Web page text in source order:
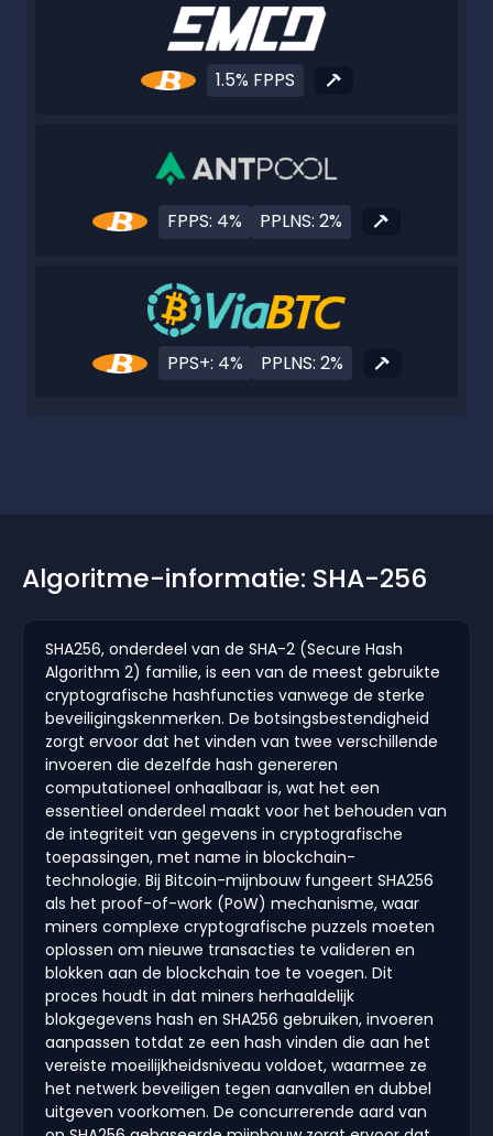
1.5% FPPS
FPPS: 4% PPLNS: 2%
PPS+: 4% PPLNS: 2%
Algoritme-informatie: SHA-256
SHA256, onderdeel van de SHA-2 (Secure Hash
Algorithm 2) familie, is een van de meest gebruikte
cryptografische hashfuncties vanwege de sterke
beveiligingskenmerken. De botsingsbestendigheid
zorgt ervoor dat het vinden van twee verschillende
invoeren die dezelfde hash genereren
computationeel onhaalbaar is, wat het een
essentieel onderdeel maakt voor het behouden van
de integriteit van gegevens in cryptografische
toepassingen, met name in blockchain-
technologie. Bij Bitcoin-mijnbouw fungeert SHA256
als het proof-of-work (PoW) mechanisme, waar
miners complexe cryptografische puzzels moeten
oplossen om nieuwe transacties te valideren en
blokken aan de blockchain toe te voegen. Dit
proces houdt in dat miners herhaaldelijk
blokgegevens hash en SHA256 gebruiken, invoeren
aanpassen totdat ze een hash vinden die aan het
vereiste moeilijkheidsniveau voldoet, waarmee ze
het netwerk beveiligen tegen aanvallen en dubbel
uitgeven voorkomen. De concurrerende aard van